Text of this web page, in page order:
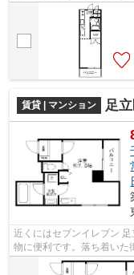
出かけに便利な、徒歩6分
賃貸 | マンション 足
近くにはセブンイレブン
物に便利です。落ち着いた
朝に慌てることなく行動す